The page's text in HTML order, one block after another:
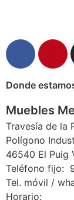
Donde
Muebles
Travesía de la
Polígono
46540 El Puig
Teléfono fijo:
Tel. móvil /
Horario: